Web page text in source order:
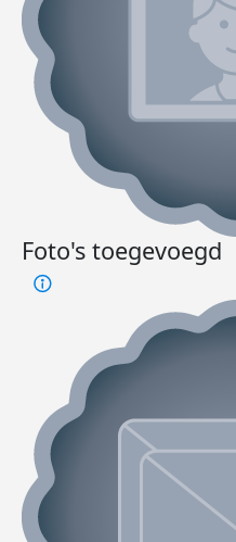
Foto's toegevoegd